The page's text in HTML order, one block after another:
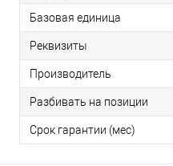
Базовая единица
Реквизиты
Производитель
Разбивать на позиции
Срок гарантии (мес)